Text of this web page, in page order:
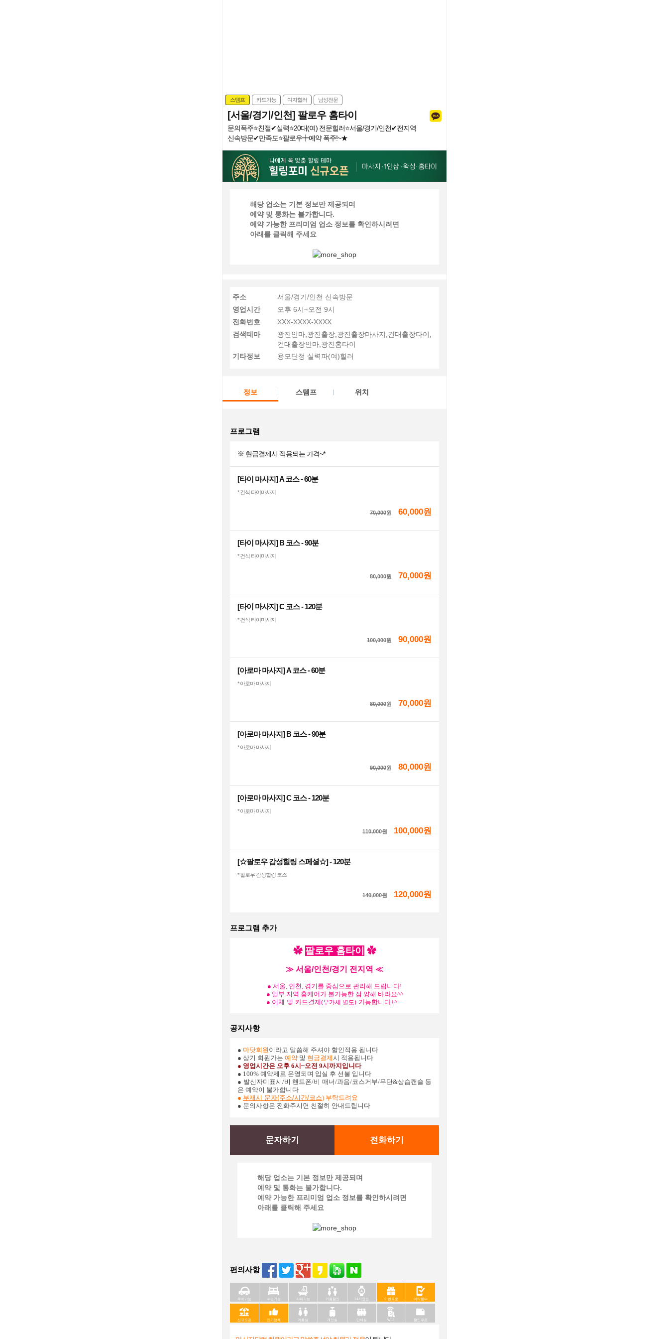
스템프 카드가능 여자힐러 남성전문
[서울/경기/인천] 팔로우 홈타이
문의폭주⭐️친절✔실력⭐️20대(여) 전문힐러⭐️서울/경기/인천✔전지역
신속방문✔만족도⭐️팔로우╋예약 폭주!~★
해당 업소는 기본 정보만 제공되며
예약 및 통화는 불가합니다.
예약 가능한 프리미엄 업소 정보를 확인하시려면
아래를 클릭해 주세요
주소
서울/경기/인천 신속방문
영업시간
오후 6시~오전 9시
전화번호
XXX-XXXX-XXXX
검색테마
광진안마,광진출장,광진출장마사지,건대출장타이,
건대출장안마,광진홈타이
기타정보
용모단정 실력파(여)힐러
정보 스템프 위치
프로그램
※ 현금결제시 적용되는 가격~*
[타이 마사지] A 코스 - 60분
* 건식 타이마사지
70,000원 60,000원
[타이 마사지] B 코스 - 90분
* 건식 타이마사지
80,000원 70,000원
[타이 마사지] C 코스 - 120분
* 건식 타이마사지
100,000원 90,000원
[아로마 마사지] A 코스 - 60분
* 아로마 마사지
80,000원 70,000원
[아로마 마사지] B 코스 - 90분
* 아로마 마사지
90,000원 80,000원
[아로마 마사지] C 코스 - 120분
* 아로마 마사지
110,000원 100,000원
[☆팔로우 감성힐링 스페셜☆] - 120분
* 팔로우 감성힐링 코스
140,000원 120,000원
프로그램 추가
✿ 팔로우홈타이 ✿
≫ 서울/인천/경기 전지역 ≪
● 서울, 인천, 경기를 중심으로 관리해 드립니다!
● 일부 지역 홈케어가 불가능한 점 양해 바라요^^
● 이체 및 카드결제(부가세 별도) 가능합니다+^+
공지사항
● 마닷회원 이라고 말씀해 주셔야 할인적용 됩니다
● 상기 회원가는 예약 및 현금결제시 적용됩니다
● 영업시간은 오후 6시~오전 9시까지입니다
● 100% 예약제로 운영되며 입실 후 선불 입니다
● 발신자미표시/비 핸드폰/비 매너/과음/코스거부/무단&상습캔슬 등
은 예약이 불가합니다
● 부재시 문자(주소/시간/코스) 부탁드려요
● 문의사항은 전화주시면 친절히 안내드립니다
문자하기 전화하기
해당 업소는 기본 정보만 제공되며
예약 및 통화는 불가합니다.
예약 가능한 프리미엄 업소 정보를 확인하시려면
아래를 클릭해 주세요
편의사항
주차가능 수면가능 샤워가능 커플할인 24시영업 이벤트중 예약필수
신규오픈 인기업체 커플실 개인실 단체실 Wi-fi 할인쿠폰